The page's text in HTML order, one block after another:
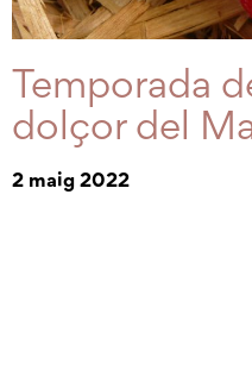
Temporada
dolçor del
2 maig 2022